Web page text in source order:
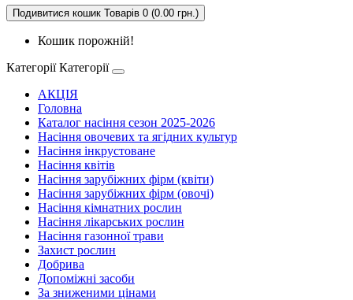
Подивитися кошик Товарів 0 (0.00 грн.)
Кошик порожній!
Категорії Категорії
АКЦІЯ
Головна
Каталог насіння сезон 2025-2026
Насіння овочевих та ягідних культур
Насіння інкрустоване
Насіння квітів
Насіння зарубіжних фірм (квіти)
Насіння зарубіжних фірм (овочі)
Насіння кімнатних рослин
Насіння лікарських рослин
Насіння газонної трави
Захист рослин
Добрива
Допоміжні засоби
За зниженими цінами